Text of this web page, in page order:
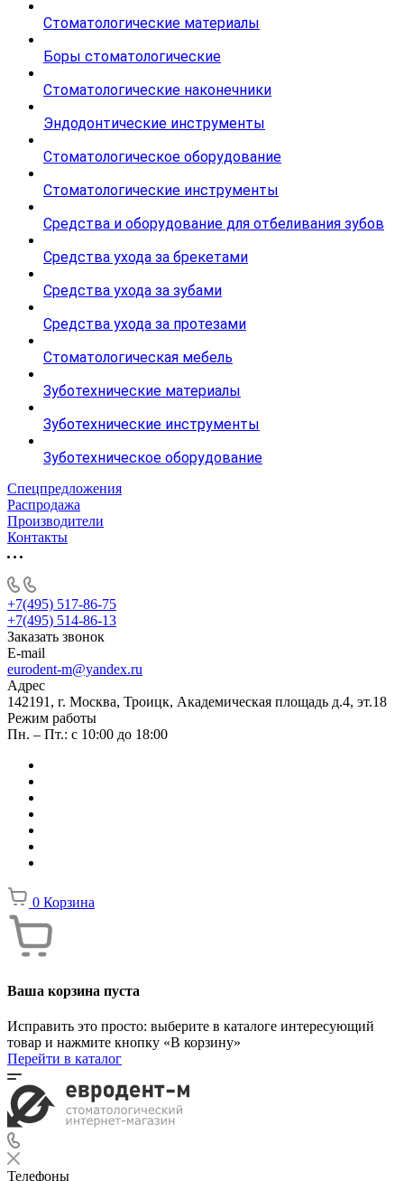
Стоматологические материалы
Боры стоматологические
Стоматологические наконечники
Эндодонтические инструменты
Стоматологическое оборудование
Стоматологические инструменты
Средства и оборудование для отбеливания зубов
Средства ухода за брекетами
Средства ухода за зубами
Средства ухода за протезами
Стоматологическая мебель
Зуботехнические материалы
Зуботехнические инструменты
Зуботехническое оборудование
Спецпредложения
Распродажа
Производители
Контакты
+7(495) 517-86-75
+7(495) 514-86-13
Заказать звонок
E-mail
eurodent-m@yandex.ru
Адрес
142191, г. Москва, Троицк, Академическая площадь д.4, эт.18
Режим работы
Пн. – Пт.: с 10:00 до 18:00
0 Корзина
Ваша корзина пуста
Исправить это просто: выберите в каталоге интересующий
товар и нажмите кнопку «В корзину»
Перейти в каталог
Телефоны